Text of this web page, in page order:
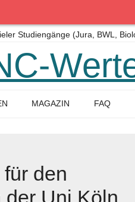
den
Uni Köln
Studiengänge (Jura, BWL,
MAGAZIN FAQ